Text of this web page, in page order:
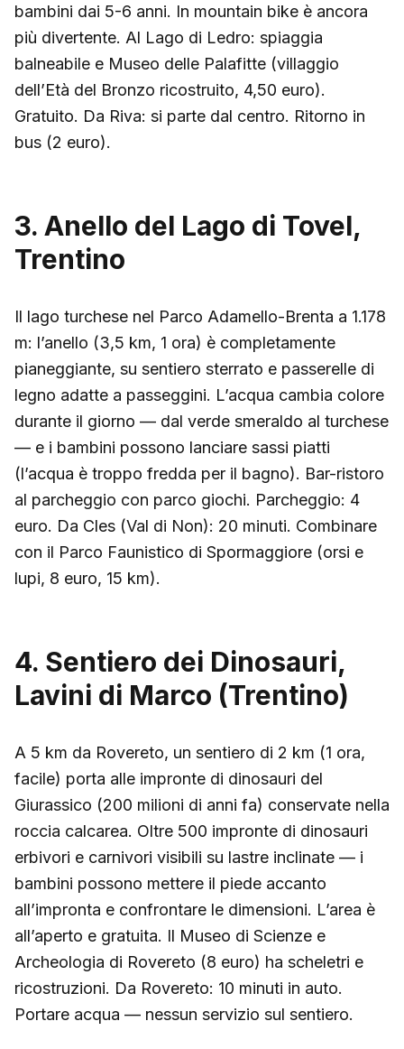
bambini dai 5-6 anni. In mountain bike è ancora
più divertente. Al Lago di Ledro: spiaggia
balneabile e Museo delle Palafitte (villaggio
dell’Età del Bronzo ricostruito, 4,50 euro).
Gratuito. Da Riva: si parte dal centro. Ritorno in
bus (2 euro).
3. Anello del Lago di Tovel,
Trentino
Il lago turchese nel Parco Adamello-Brenta a 1.178
m: l’anello (3,5 km, 1 ora) è completamente
pianeggiante, su sentiero sterrato e passerelle di
legno adatte a passeggini. L’acqua cambia colore
durante il giorno — dal verde smeraldo al turchese
— e i bambini possono lanciare sassi piatti
(l’acqua è troppo fredda per il bagno). Bar-ristoro
al parcheggio con parco giochi. Parcheggio: 4
euro. Da Cles (Val di Non): 20 minuti. Combinare
con il Parco Faunistico di Spormaggiore (orsi e
lupi, 8 euro, 15 km).
4. Sentiero dei Dinosauri,
Lavini di Marco (Trentino)
A 5 km da Rovereto, un sentiero di 2 km (1 ora,
facile) porta alle impronte di dinosauri del
Giurassico (200 milioni di anni fa) conservate nella
roccia calcarea. Oltre 500 impronte di dinosauri
erbivori e carnivori visibili su lastre inclinate — i
bambini possono mettere il piede accanto
all’impronta e confrontare le dimensioni. L’area è
all’aperto e gratuita. Il Museo di Scienze e
Archeologia di Rovereto (8 euro) ha scheletri e
ricostruzioni. Da Rovereto: 10 minuti in auto.
Portare acqua — nessun servizio sul sentiero.